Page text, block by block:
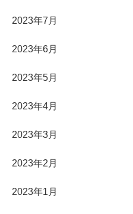
2023年7月
2023年6月
2023年5月
2023年4月
2023年3月
2023年2月
2023年1月